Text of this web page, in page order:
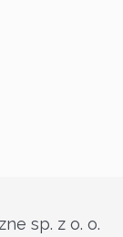
sp. z o. o.